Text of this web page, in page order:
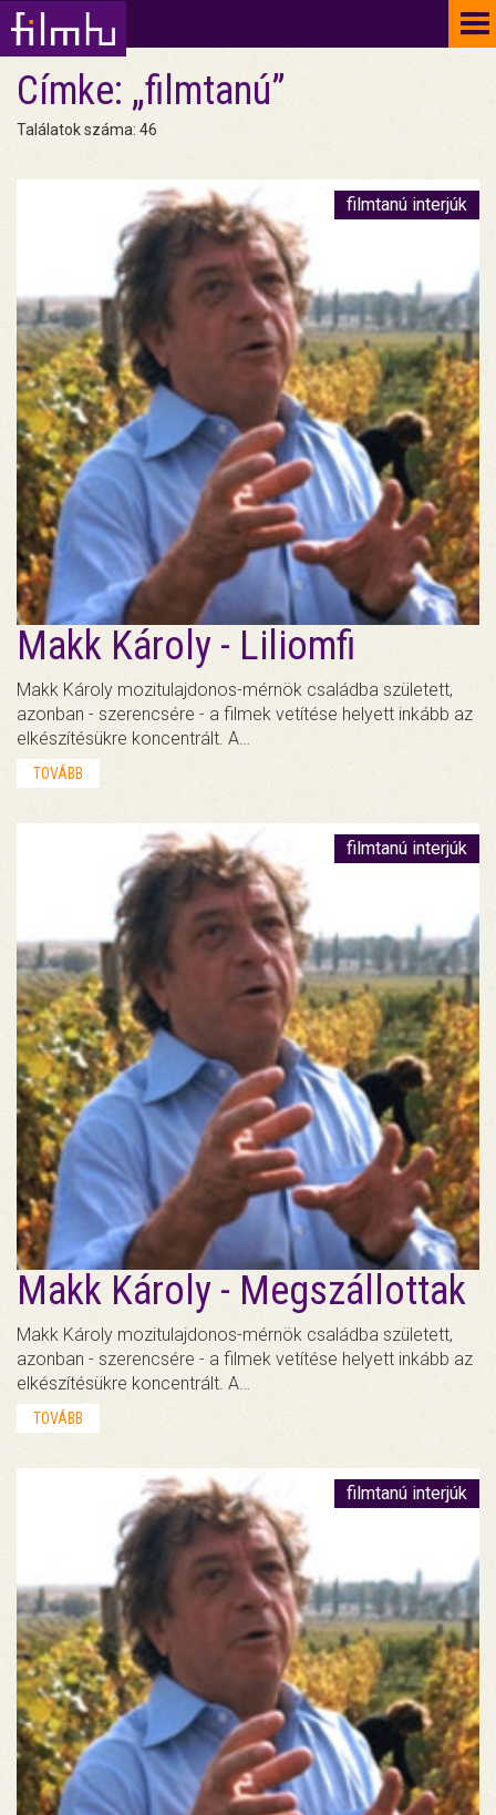
Címke: „filmtanú”
Találatok száma: 46
filmtanú interjúk
Makk Károly - Liliomfi
Makk Károly mozitulajdonos-mérnök családba született,
azonban - szerencsére - a filmek vetítése helyett inkább az
elkészítésükre koncentrált. A…
TOVÁBB
filmtanú interjúk
Makk Károly - Megszállottak
Makk Károly mozitulajdonos-mérnök családba született,
azonban - szerencsére - a filmek vetítése helyett inkább az
elkészítésükre koncentrált. A…
TOVÁBB
filmtanú interjúk